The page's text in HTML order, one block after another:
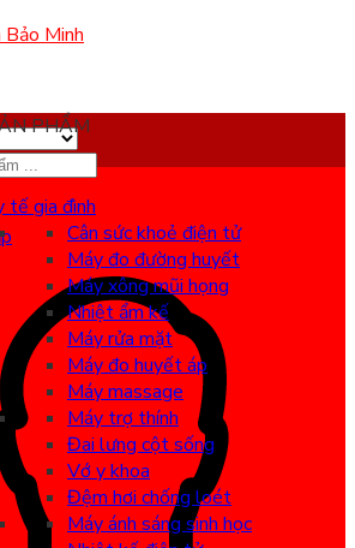
PHẨM
tế gia đình
Cân sức khoẻ điện tử
Máy đo đường huyết
Máy xông mũi họng
Nhiệt ẩm kế
Máy rửa mặt
Máy đo huyết áp
Máy massage
Máy trợ thính
Đai lưng cột sống
Vớ y khoa
Đệm hơi chống loét
Máy ánh sáng sinh học